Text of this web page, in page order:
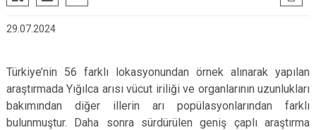
Akçakoca
Çilimli
Gümüşova
Kaynaşlı
Yığılca
29.07.2024
Türkiye’nin 56 farklı lokasyonundan örnek alınarak yapılan
araştırmada Yığılca arısı vücut iriliği ve organlarının uzunlukları
bakımından diğer illerin arı popülasyonlarından farklı
bulunmuştur. Daha sonra sürdürülen geniş çaplı araştırma